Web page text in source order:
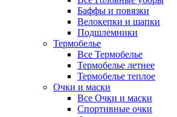
Баффы и повязки
Велокепки и шапки
Подшлемники
Термобелье
Все Термобелье
Термобелье летнее
Термобелье теплое
Очки и маски
Все Очки и маски
Спортивные очки